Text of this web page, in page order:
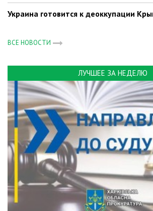
Украина готовится к деоккупации
ВСЕ НОВОСТИ
ЛУЧШЕЕ ЗА НЕДЕЛЮ